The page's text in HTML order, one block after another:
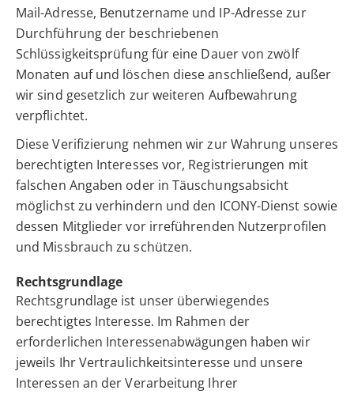
Mail-Adresse, Benutzername und IP-Adresse zur
Durchführung der beschriebenen
Schlüssigkeitsprüfung für eine Dauer von zwölf
Monaten auf und löschen diese anschließend, außer
wir sind gesetzlich zur weiteren Aufbewahrung
verpflichtet.
Diese Verifizierung nehmen wir zur Wahrung unseres
berechtigten Interesses vor, Registrierungen mit
falschen Angaben oder in Täuschungsabsicht
möglichst zu verhindern und den ICONY-Dienst sowie
dessen Mitglieder vor irreführenden Nutzerprofilen
und Missbrauch zu schützen.
Rechtsgrundlage
Rechtsgrundlage ist unser überwiegendes
berechtigtes Interesse. Im Rahmen der
erforderlichen Interessenabwägungen haben wir
jeweils Ihr Vertraulichkeitsinteresse und unsere
Interessen an der Verarbeitung Ihrer